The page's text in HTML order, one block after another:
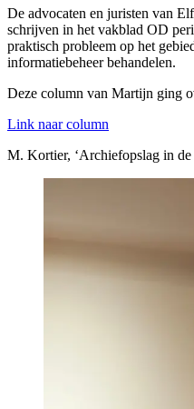
De advocaten en juristen van
schrijven in het vakblad OD
praktisch probleem op het
informatiebeheer behandelen.
Deze column van Martijn ging
Link naar column
M. Kortier, ‘Archiefopslag in de